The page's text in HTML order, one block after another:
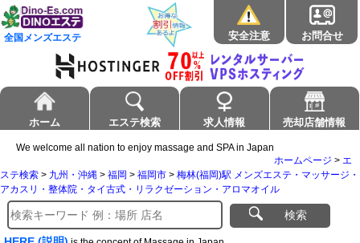
全国メンズエステ 安全注意 お問合せ
ホーム エステ検索 求人情報 売却店舗情報
We welcome all nation to enjoy massage and SPA in Japan
ホームページ > エ
ステ検索 > 九州・沖縄 > 福岡 > 福岡市 > 梅林(福岡)駅 メンズエステ・マッサージ・
アカスリ・整体院・タイ古式・リラクゼーション・アロマオイル
検索